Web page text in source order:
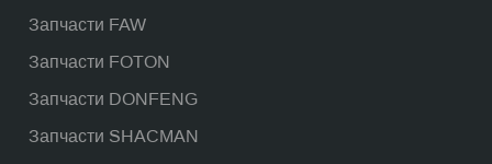
Запчасти FAW
Запчасти FOTON
Запчасти DONFENG
Запчасти SHACMAN